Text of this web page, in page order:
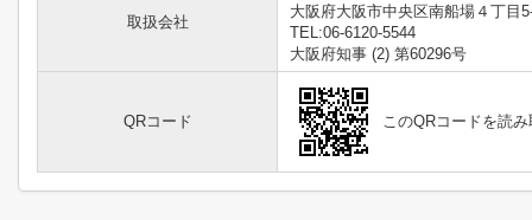
取扱会社
大阪府大阪市中央区南船場４丁目
TEL:06-6120-5544
大阪府知事 (2) 第60296号
QRコード このQRコードを読